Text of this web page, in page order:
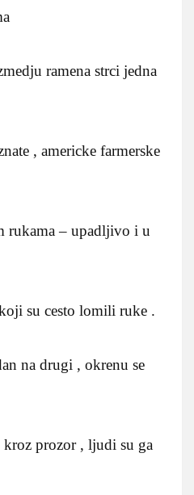
ramena strci jedna
, americke farmerske
rukama – upadljivo i u
su cesto lomili ruke .
na drugi , okrenu se
kroz prozor , ljudi su ga